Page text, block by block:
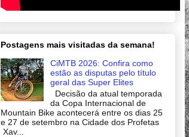
Postagens mais visitadas da semana!
CiMTB 2026: Confira como
estão as disputas pelo título
geral das Super Elites
Decisão da atual temporada
da Copa Internacional de
Mountain Bike acontecerá entre os dias 25
e 27 de setembro na Cidade dos Profetas
Xav...